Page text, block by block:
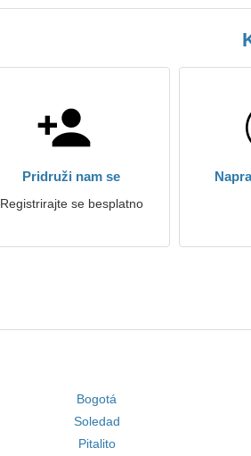
Pridruži nam se
Registrirajte se besplatno
Bogotá
Soledad
Pitalito